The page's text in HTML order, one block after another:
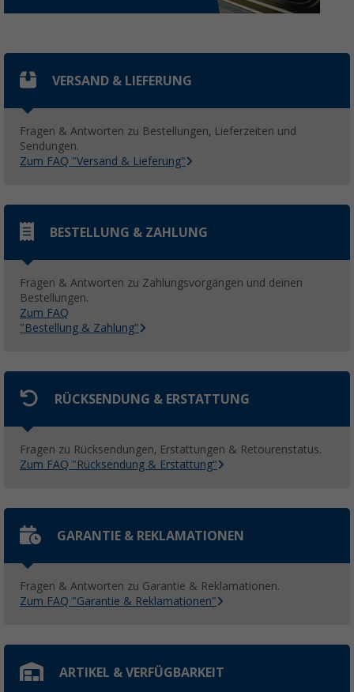
VERSAND & LIEFERUNG
Fragen & Antworten zu Bestellungen, Lieferzeiten und
Sendungen.
Zum FAQ "Versand & Lieferung"
BESTELLUNG & ZAHLUNG
Fragen & Antworten zu Zahlungsvorgängen und deinen
Bestellungen.
Zum FAQ
"Bestellung & Zahlung"
RÜCKSENDUNG & ERSTATTUNG
Fragen zu Rücksendungen, Erstattungen & Retourenstatus.
Zum FAQ "Rücksendung & Erstattung"
GARANTIE & REKLAMATIONEN
Fragen & Antworten zu Garantie & Reklamationen.
Zum FAQ "Garantie & Reklamationen"
ARTIKEL & VERFÜGBARKEIT